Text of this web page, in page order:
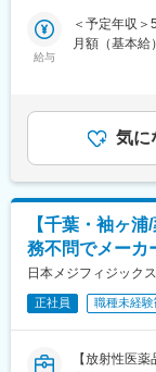
医薬品等の
決の提案を行
※年間目標お
す。（年に数
＜担当エリア
営業所管轄
どのエリア
量をもって
※営業車支給
年に1回昇進
動面も含め2
キャリア長
給与
＜予定年収
月額（基本
上下する可
す。
気に
【千葉・袖ヶ
務不問でメーカ
日本メジフィジック
正社員 職種未経験
【放射性医